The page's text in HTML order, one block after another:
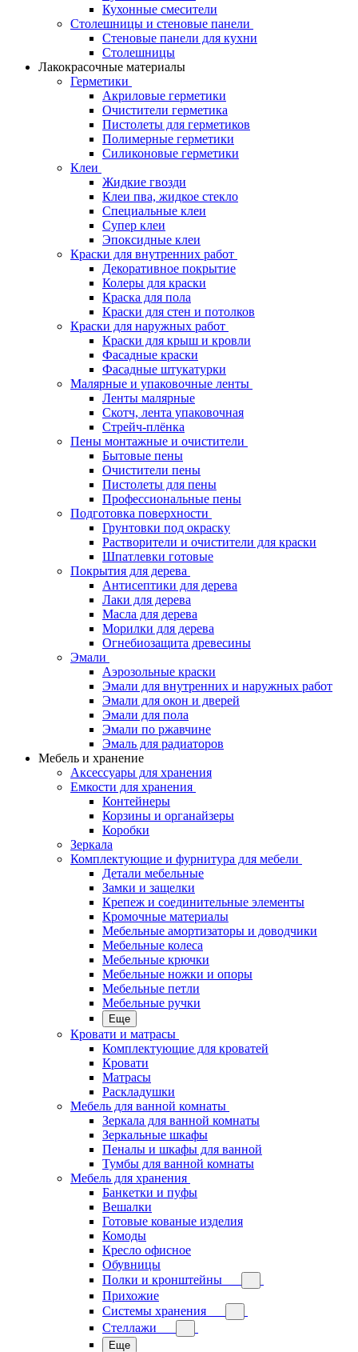
Кухонные смесители
Столешницы и стеновые панели
Стеновые панели для кухни
Столешницы
Лакокрасочные материалы
Герметики
Акриловые герметики
Очистители герметика
Пистолеты для герметиков
Полимерные герметики
Силиконовые герметики
Клеи
Жидкие гвозди
Клеи пва, жидкое стекло
Специальные клеи
Супер клеи
Эпоксидные клеи
Краски для внутренних работ
Декоративное покрытие
Колеры для краски
Краска для пола
Краски для стен и потолков
Краски для наружных работ
Краски для крыш и кровли
Фасадные краски
Фасадные штукатурки
Малярные и упаковочные ленты
Ленты малярные
Скотч, лента упаковочная
Стрейч-плёнка
Пены монтажные и очистители
Бытовые пены
Очистители пены
Пистолеты для пены
Профессиональные пены
Подготовка поверхности
Грунтовки под окраску
Растворители и очистители для краски
Шпатлевки готовые
Покрытия для дерева
Антисептики для дерева
Лаки для дерева
Масла для дерева
Морилки для дерева
Огнебиозащита древесины
Эмали
Аэрозольные краски
Эмали для внутренних и наружных работ
Эмали для окон и дверей
Эмали для пола
Эмали по ржавчине
Эмаль для радиаторов
Мебель и хранение
Аксессуары для хранения
Емкости для хранения
Контейнеры
Корзины и органайзеры
Коробки
Зеркала
Комплектующие и фурнитура для мебели
Детали мебельные
Замки и защелки
Крепеж и соединительные элементы
Кромочные материалы
Мебельные амортизаторы и доводчики
Мебельные колеса
Мебельные крючки
Мебельные ножки и опоры
Мебельные петли
Мебельные ручки
Еще
Кровати и матрасы
Комплектующие для кроватей
Кровати
Матрасы
Раскладушки
Мебель для ванной комнаты
Зеркала для ванной комнаты
Зеркальные шкафы
Пеналы и шкафы для ванной
Тумбы для ванной комнаты
Мебель для хранения
Банкетки и пуфы
Вешалки
Готовые кованые изделия
Комоды
Кресло офисное
Обувницы
Полки и кронштейны
Прихожие
Системы хранения
Стеллажи
Еще